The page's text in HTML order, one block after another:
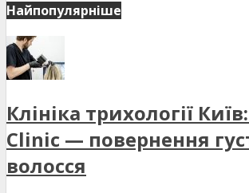
Найпопулярніше
Клініка трихології
Clinic — повернення
волосся